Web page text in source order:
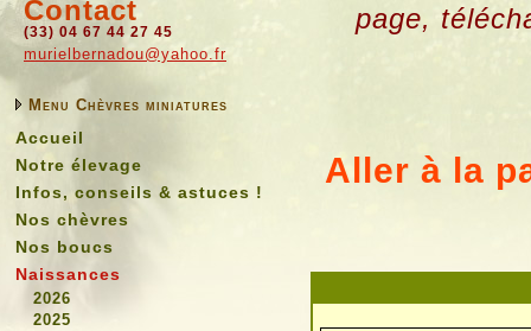
Contact
(33) 04 67 44 27 45
murielbernadou@yahoo.fr
Menu Chèvres miniatures
Accueil
Notre élevage
Infos, conseils & astuces !
Nos chèvres
Nos boucs
Naissances
2026
2025
page,
Aller à la